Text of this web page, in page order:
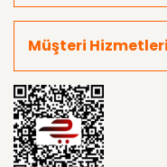
Müşteri Hizmetleri